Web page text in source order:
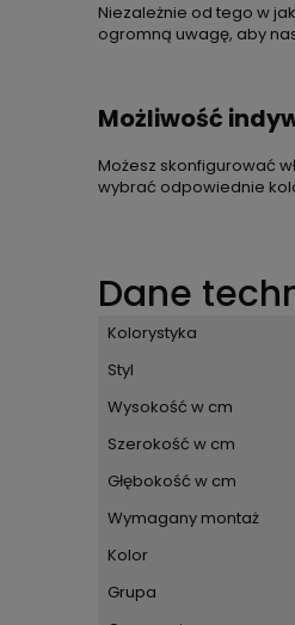
Niezależnie od tego w
ogromną uwagę, aby
Możliwość
Możesz skonfigurować
wybrać odpowiednie
Dane
Kolorystyka
Styl
Wysokość w cm
Szerokość w cm
Głębokość w cm
Wymagany montaż
Kolor
Grupa